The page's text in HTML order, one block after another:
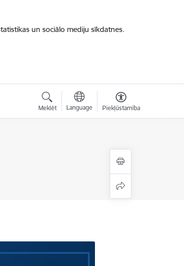
un sociālo mediju sīkdatnes.
Meklēt Language Piekļūstamība